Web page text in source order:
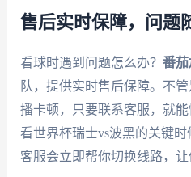
售后实时保障，问题
看球时遇到问题怎么办？ 番
队，提供实时售后保障。不
播卡顿，只要联系客服，就
看世界杯瑞士vs波黑的关键时
客服会立即帮你切换线路，让